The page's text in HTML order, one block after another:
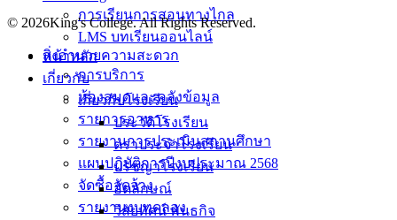
การเรียนการสอนทางไกล
LMS บทเรียนออนไลน์
สิ่งอำนวยความสะดวก
การบริการ
ห้องสมุดและคลังข้อมูล
รายการอาหาร
รายงานการประเมินสถานศึกษา
แผนปฏิบัติการปีงบประมาณ 2568
จัดซื้อจัดจ้าง
รายงานงบทดลอง
© 2026King's College. All Rights Reserved.
หน้าหลัก
เกี่ยวกับ
เกี่ยวกับโรงเรียน
ประวัติโรงเรียน
ตราประจำโรงเรียน
ปรัชญาโรงเรียน
อัตลักษณ์
วิสัยทัศน์ พันธกิจ